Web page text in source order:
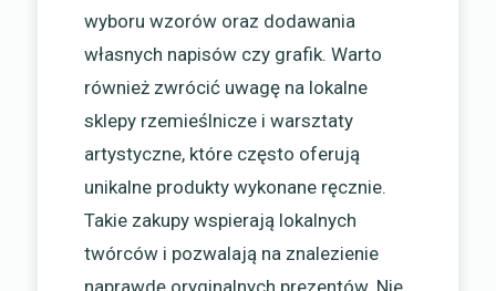
wyboru wzorów oraz dodawania
własnych napisów czy grafik. Warto
również zwrócić uwagę na lokalne
sklepy rzemieślnicze i warsztaty
artystyczne, które często oferują
unikalne produkty wykonane ręcznie.
Takie zakupy wspierają lokalnych
twórców i pozwalają na znalezienie
naprawdę oryginalnych prezentów. Nie